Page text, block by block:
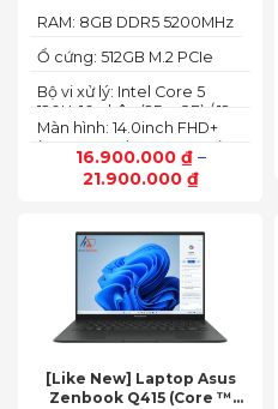
FHD+
16.900.000 ₫–
21.900.000 ₫
Màn hình: 14.0inch FHD+
(1920 x 1200) 60Hz,250 nits
Bộ vi xử lý: Intel Core 5
120U, 10 nhân (2P + 8E) / 12
luồng
Ổ cứng: 512GB M.2 PCIe
RAM: 8GB DDR5 5200MHz
[Like New] Laptop Asus
Zenbook Q415 (Core ™